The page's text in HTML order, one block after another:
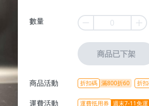
數量
商品已下架
商品活動 折扣碼 滿800折60 折
運費活動 運費抵用券 週末7-11免運